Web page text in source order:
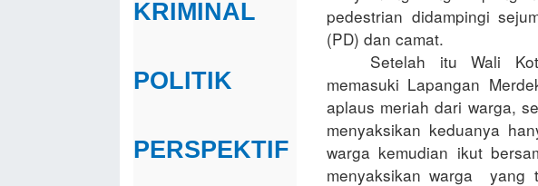
KRIMINAL
POLITIK
PERSPEKTIF
pedestrian didampingi
(PD) dan camat.
Setelah itu Wali
memasuki Lapangan
aplaus meriah dari warga,
menyaksikan keduanya
warga kemudian ikut
menyaksikan warga yang